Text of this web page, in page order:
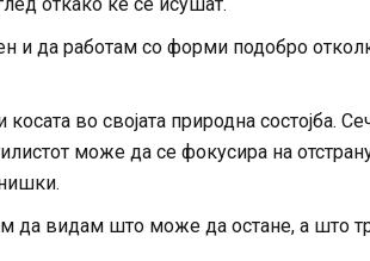
и да работам со форми подобро
во својата природна состојба.
може да се фокусира на
да видам што може да остане, а што